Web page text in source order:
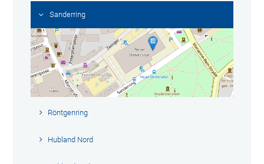
Sanderring
Röntgenring
Hubland Nord